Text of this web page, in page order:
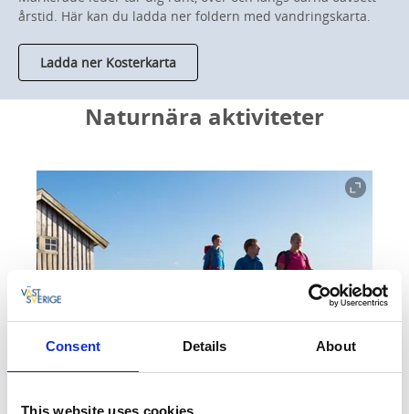
Consent Details About
This website uses cookies
årstid. Här kan du ladda ner foldern med vandringskarta.
Ladda ner Kosterkarta
Naturnära aktiviteter